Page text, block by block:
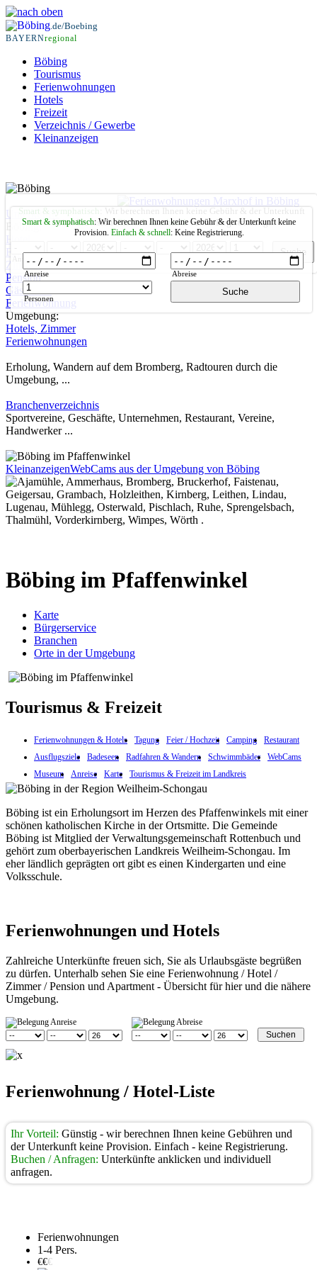
.de/Boebing
BAYERNregional
Böbing
Tourismus
Ferienwohnungen
Hotels
Freizeit
Verzeichnis / Gewerbe
Kleinanzeigen
Smart & symphatisch
: Wir berechnen Ihnen keine Gebühr & der Unterkunft
keine Provision.Einfach & schnell: Keine Registrierung.
Abreise
Smart & symphatisch: Wir berechnen Ihnen keine Gebühr & der Unterkunft keine
Provision. Einfach & schnell: Keine Registrierung.
Anreise Abreise
Personen
Unterkünfte
Böbing:
Hotel
Ferienhaus
Zimmer
Pension
Gästehaus
Ferienwohnung
Umgebung:
Hotels, Zimmer
Ferienwohnungen
Erholung, Wandern auf dem Bromberg, Radtouren durch die
Umgebung, ...
Branchenverzeichnis
Sportvereine, Geschäfte, Unternehmen, Restaurant, Vereine,
Handwerker ...
KleinanzeigenWebCams aus der Umgebung von Böbing
Böbing im Pfaffenwinkel
Karte
Bürgerservice
Branchen
Orte in der Umgebung
Tourismus & Freizeit
Ferienwohnungen & Hotels Tagung Feier / Hochzeit Camping
Restaurant
Ausflugsziele
Badeseen Radfahren & Wandern Schwimmbäder
WebCams
Museum
Anreise Karte Tourismus & Freizeit im Landkreis
Böbing ist ein Erholungsort im Herzen des Pfaffenwinkels mit einer
schönen katholischen Kirche in der Ortsmitte. Die Gemeinde
Böbing ist Mitglied der Verwaltungsgemeinschaft Rottenbuch und
gehört zum oberbayerischen Landkreis Weilheim-Schongau. Im
eher ländlich geprägten ort gibt es einen Kindergarten und eine
Volksschule.
Ferienwohnungen und Hotels
Zahlreiche Unterkünfte freuen sich, Sie als Urlaubsgäste begrüßen
zu dürfen. Unterhalb sehen Sie eine Ferienwohnung / Hotel /
Zimmer / Pension und Apartment - Übersicht für hier und die nähere
Umgebung.
Anreise Abreise
Ferienwohnung / Hotel-Liste
Ihr Vorteil: Günstig - wir berechnen Ihnen keine Gebühren und
der Unterkunft keine Provision. Einfach - keine Registrierung.
Buchen / Anfragen: Unterkünfte anklicken und individuell
anfragen.
Ferienwohnungen
1-4 Pers.
€€€